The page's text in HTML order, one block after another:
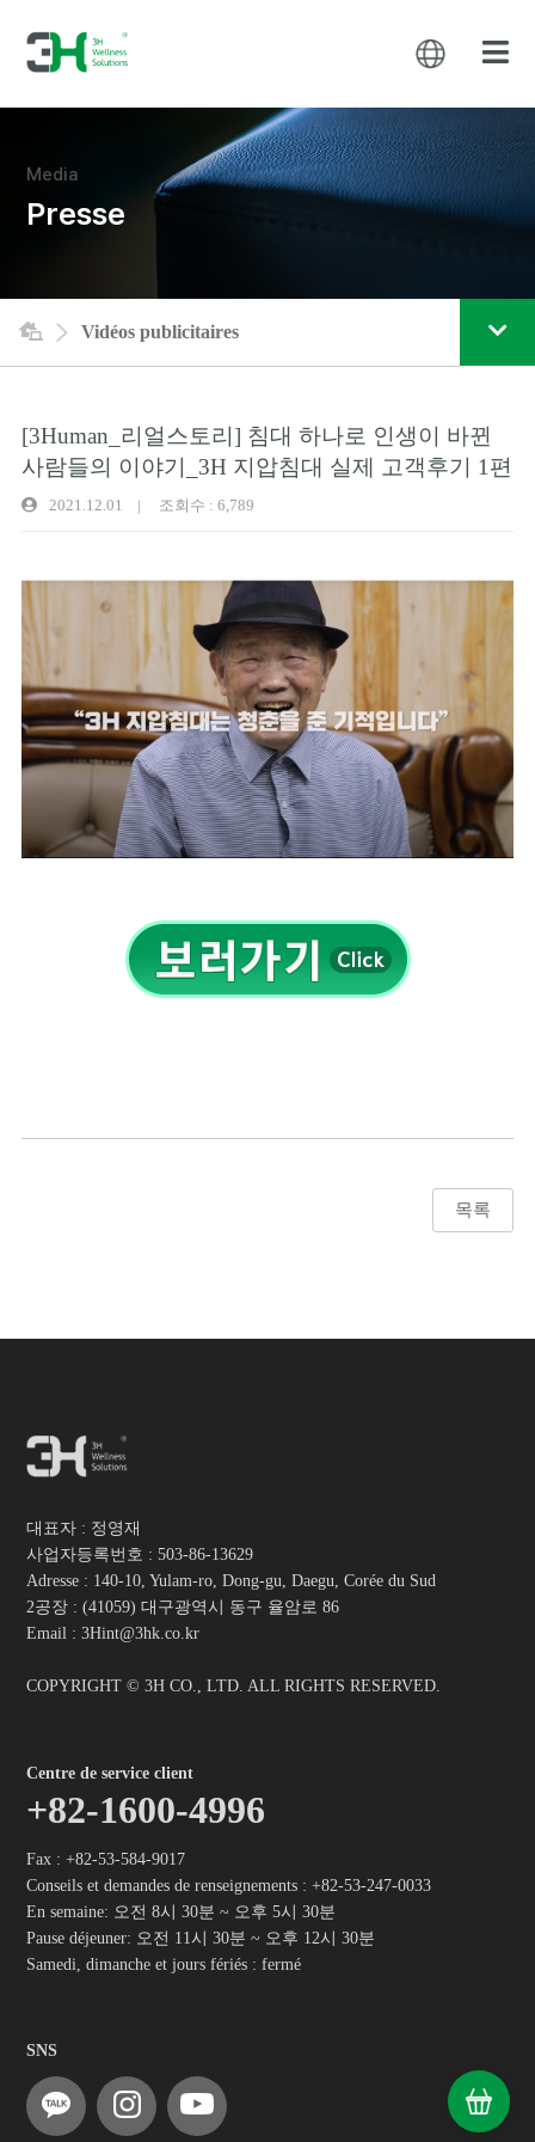
Media
Presse
Vidéos publicitaires
[3Human_리얼스토리] 침대 하나로 인생이 바뀐
사람들의 이야기_3H 지압침대 실제 고객후기 1편
2021.12.01 | 조회수 : 6,789
목록
대표자 : 정영재
사업자등록번호 :503-86-13629
Adresse : 140-10, Yulam-ro, Dong-gu, Daegu, Corée du Sud
2공장 : (41059) 대구광역시 동구 율암로 86
Email : 3Hint@3hk.co.kr
COPYRIGHT © 3H CO., LTD. ALL RIGHTS RESERVED.
Centre de service client
+82-1600-4996
Fax : +82-53-584-9017
Conseils et demandes de renseignements :+82-53-247-0033
En semaine: 오전 8시 30분 ~ 오후 5시 30분
Pause déjeuner: 오전 11시 30분 ~ 오후 12시 30분
Samedi, dimanche et jours fériés : fermé
SNS